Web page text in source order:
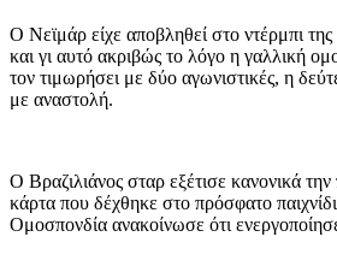
Ο Νεϊμάρ είχε αποβληθεί στο ντέρμπι
και γι αυτό ακριβώς το λόγο η γαλλική
τον τιμωρήσει με δύο αγωνιστικές, η
με αναστολή.
Ο Βραζιλιάνος σταρ εξέτισε κανονικά
κάρτα που δέχθηκε στο πρόσφατο
Ομοσπονδία ανακοίνωσε ότι